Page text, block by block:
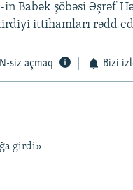
Babək şöbəsi Əşrəf
ittihamları rədd
siz açmaq Bizi
girdi»